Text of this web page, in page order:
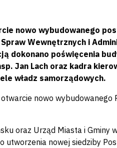
nowo wybudowanego
Wewnętrznych i
dokonano poświęcenia
Jan Lach oraz kadra
władz samorządowych.
nowo
oraz Urząd Miasta i Gminy
utworzenia nowej siedziby